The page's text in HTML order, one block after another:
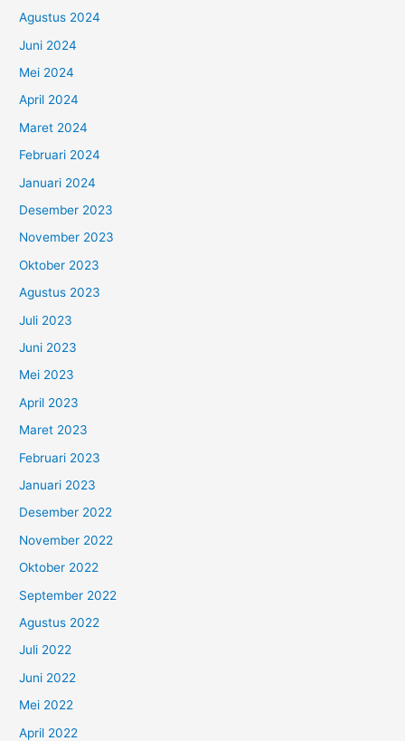
Agustus 2024
Juni 2024
Mei 2024
April 2024
Maret 2024
Februari 2024
Januari 2024
Desember 2023
November 2023
Oktober 2023
Agustus 2023
Juli 2023
Juni 2023
Mei 2023
April 2023
Maret 2023
Februari 2023
Januari 2023
Desember 2022
November 2022
Oktober 2022
September 2022
Agustus 2022
Juli 2022
Juni 2022
Mei 2022
April 2022